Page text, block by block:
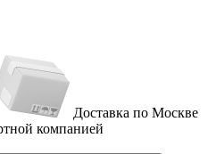
Доставка по Москве
компанией